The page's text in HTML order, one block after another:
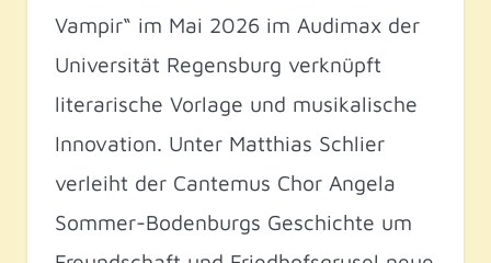
Vampir“ im Mai 2026 im Audimax der
Universität Regensburg verknüpft
literarische Vorlage und musikalische
Innovation. Unter Matthias Schlier
verleiht der Cantemus Chor Angela
Sommer-Bodenburgs Geschichte um